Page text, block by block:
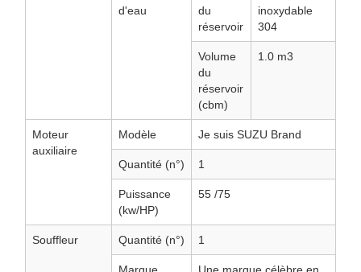
d'eau
du
réservoir
inoxydable
304
Volume
du
réservoir
(cbm)
1.0 m3
Moteur
auxiliaire
Modèle Je suis SUZU Brand
Quantité (n°) 1
Puissance
(kw/HP)
55 /75
Souffleur Quantité (n°) 1